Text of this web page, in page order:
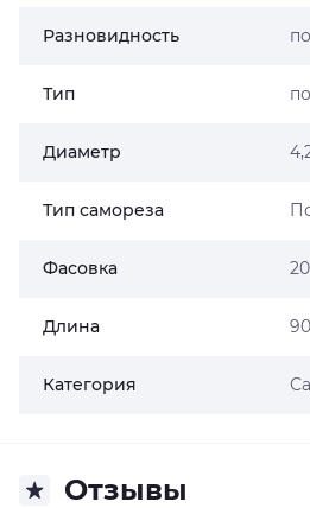
Разновидность
Тип
Диаметр
Тип самореза
Фасовка
Длина
Категория
Отзывы